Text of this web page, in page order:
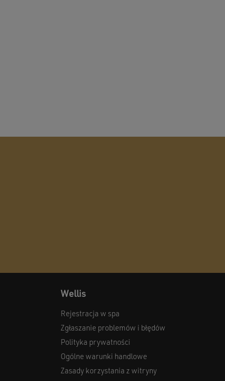
Wellis
Rejestracja w spa
Zgłaszanie problemów i błędów
Polityka prywatności
Ogólne warunki handlowe
Zasady korzystania z witryny